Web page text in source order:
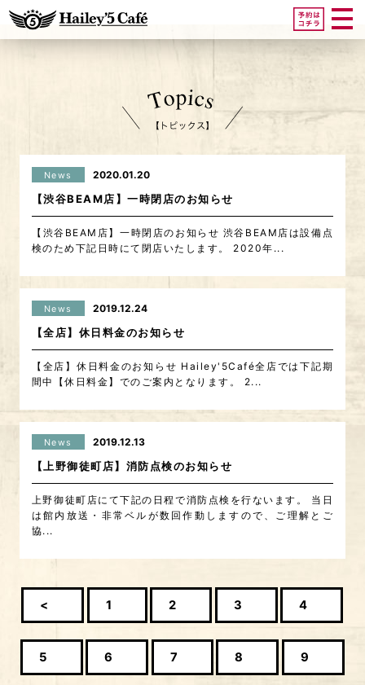
News 2020.01.20
【渋谷BEAM店】一時閉店のお知らせ
【渋谷BEAM店】一時閉店のお知らせ 渋谷BEAM店は設備点
検のため下記日時にて閉店いたします。 2020年...
News 2019.12.24
【全店】休日料金のお知らせ
【全店】休日料金のお知らせ Hailey'5Café全店では下記期
間中【休日料金】でのご案内となります。 2...
News 2019.12.13
【上野御徒町店】消防点検のお知らせ
上野御徒町店にて下記の日程で消防点検を行ないます。 当日
は館内放送・非常ベルが数回作動しますので、ご理解とご
協...
< 1 2 3 4
5 6 7 8 9